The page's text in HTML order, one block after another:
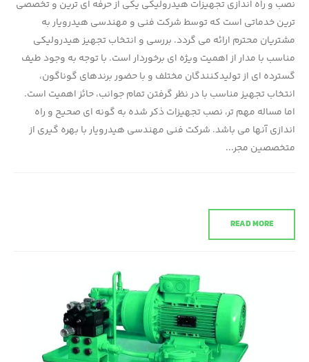
نصب و راه اندازی تجهیزات هیدرولیکی یکی از حرفه ای ترین و تخصصی
ترین خدماتی است که توسط شرکت فنی و مهندسی هیدرویار به
مشتریان محترم ارائه می گردد. بررسی و انتخاب تجهیز هیدرولیکی
مناسب با مدار از اهمیت ویژه ای برخوردار است. با توجه به وجود طیف
گسترده ای از تولیدکنندگان مختلف و با حضور برندهای گوناگون،
انتخاب تجهیز مناسب با در نظر گرفتن تمام جوانب، حائز اهمیت است.
اما مساله مهم تر، نصب تجهیزات ذکر شده به گونه ای صحیح و راه
اندازی آنها می باشد. شرکت فنی مهندسی هیدرویار با بهره گیری از
متخصصین مجر...
READ MORE